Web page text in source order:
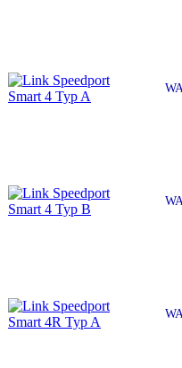
Speedport
Smart 4 Typ A
Speedport
Smart 4 Typ B
Speedport
Smart 4R Typ A